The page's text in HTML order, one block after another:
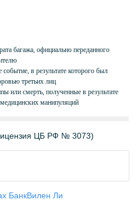
багажа, официально переданного
в результате которого был
третьих лиц
или смерть, полученные в результате
манипуляций
ЦБ РФ № 3073)
БанкВилен Ли